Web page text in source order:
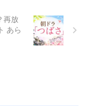
再放
あら